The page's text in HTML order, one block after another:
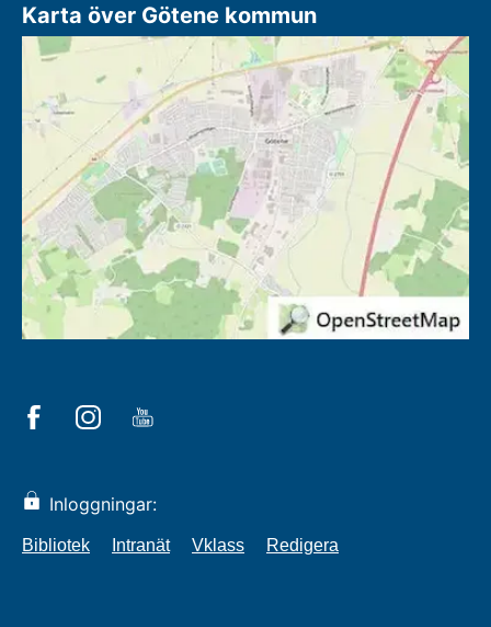
Karta över Götene kommun
Inloggningar:
Bibliotek Intranät Vklass Redigera